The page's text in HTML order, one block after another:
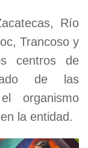
Río
Trancoso y
centros de
de las
organismo
la entidad.